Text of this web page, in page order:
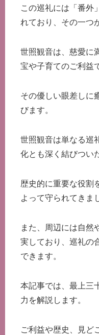
この巡礼には「番外
れており、その一つ
世照観音は、慈愛に
宝や子育てのご利益
その優しい眼差しに
びます。
世照観音は単なる巡
化とも深く結びつい
歴史的に重要な役割
よって守られてきま
また、周辺には自然
実しており、巡礼の
できます。
本記事では、最上三
力を解説します。
ご利益や歴史、見ど